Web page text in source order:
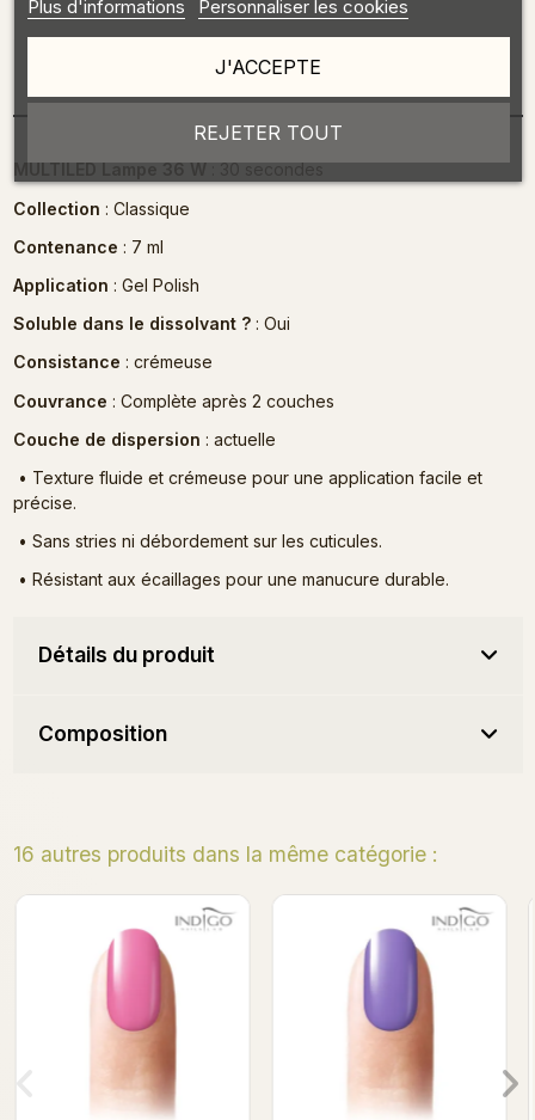
MULTILED Lampe 36 W: 30 secondes
Collection : Classique
Contenance : 7 ml
Application : Gel Polish
Soluble dans le dissolvant ?: Oui
Consistance : crémeuse
Couvrance : Complète après 2 couches
Couche de dispersion : actuelle
• Texture fluide et crémeuse pour une application facile et
précise.
• Sans stries ni débordement sur les cuticules.
• Résistant aux écaillages pour une manucure durable.
Détails du produit
Composition
16 autres produits dans la même catégorie :
Ala Lala Gel Polish 7ml French Pink Gel Polish
Plus d'informations Personnaliser les cookies
REJETER TOUT
J'ACCEPTE